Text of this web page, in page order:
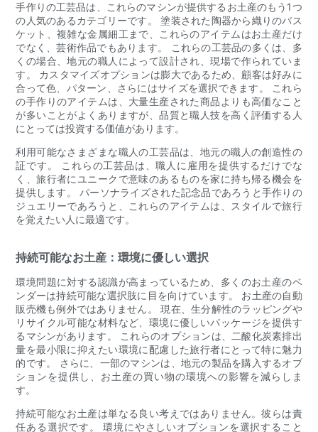
手作りの工芸品は、これらのマシンが提供するお土産のもう1つ
の人気のあるカテゴリーです。 塗装された陶器から織りのバス
ケット、複雑な金属細工まで、これらのアイテムはお土産だけ
でなく、芸術作品でもあります。 これらの工芸品の多くは、多
くの場合、地元の職人によって設計され、現場で作られていま
す。 カスタマイズオプションは膨大であるため、顧客は好みに
合って色、パターン、さらにはサイズを選択できます。 これら
の手作りのアイテムは、大量生産された商品よりも高価なこと
が多いことがよくありますが、品質と職人技を高く評価する人
にとっては投資する価値があります。
利用可能なさまざまな職人の工芸品は、地元の職人の創造性の
証です。 これらの工芸品は、職人に雇用を提供するだけでな
く、旅行者にユニークで意味のあるものを家に持ち帰る機会を
提供します。 パーソナライズされた記念品であろうと手作りの
ジュエリーであろうと、これらのアイテムは、スタイルで旅行
を覚えたい人に最適です。
持続可能なお土産：環境に優しい選択
環境問題に対する認識が高まっているため、多くのお土産のベ
ンダーは持続可能な選択肢に目を向けています。 お土産の自動
販売機も例外ではありません。 現在、生分解性のラッピングや
リサイクル可能な材料など、環境に優しいパッケージを提供す
るマシンがあります。 これらのオプションは、二酸化炭素排出
量を最小限に抑えたい環境に配慮した旅行者にとって特に魅力
的です。 さらに、一部のマシンは、地元の製品を購入するオプ
ションを提供し、お土産の買い物の環境への影響を減らしま
す。
持続可能なお土産は単なる良い考えではありません。彼らは責
任ある選択です。 環境にやさしいオプションを選択すること